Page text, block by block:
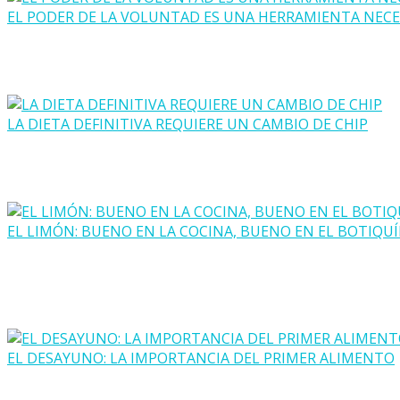
EL PODER DE LA VOLUNTAD ES UNA HERRAMIENTA
LA DIETA DEFINITIVA REQUIERE UN CAMBIO DE CHIP
EL LIMÓN: BUENO EN LA COCINA, BUENO EN EL
EL DESAYUNO: LA IMPORTANCIA DEL PRIMER ALIMENTO